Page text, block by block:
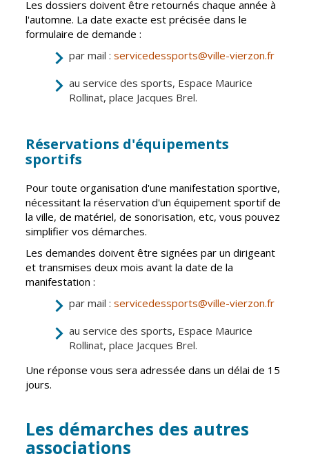
Publication des
actes
administratifs
Journal
municipal
Actualités
Fil de l'info
Inscriptions
scolaires 2026-
Enfance
jeunesse
Centres de
jeunesse
Restauration
Santé et
solidarité
CCAS
d'administration
L'EHPAD
Autonomie
seniors
Culture et
Culture
Maurice
Nab / La
Décale
Les dossiers doivent être retournés chaque année à
l'automne. La date exacte est précisée dans le
formulaire de demande :
par mail :servicedessports@ville-vierzon.fr
au service des sports, Espace Maurice
Rollinat, place Jacques Brel.
Réservations d'équipements
sportifs
Pour toute organisation d'une manifestation sportive,
nécessitant la réservation d'un équipement sportif de
la ville, de matériel, de sonorisation, etc, vous pouvez
simplifier vos démarches.
Les demandes doivent être signées par un dirigeant
et transmises deux mois avant la date de la
manifestation :
par mail :servicedessports@ville-vierzon.fr
au service des sports, Espace Maurice
Rollinat, place Jacques Brel.
Une réponse vous sera adressée dans un délai de 15
jours.
Les démarches des autres
associations